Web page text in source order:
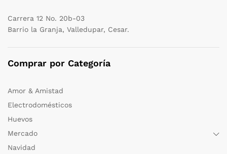
Carrera 12 No. 20b-03
Barrio la Granja, Valledupar, Cesar.
Comprar por Categoría
Amor & Amistad
Electrodomésticos
Huevos
Mercado
Navidad